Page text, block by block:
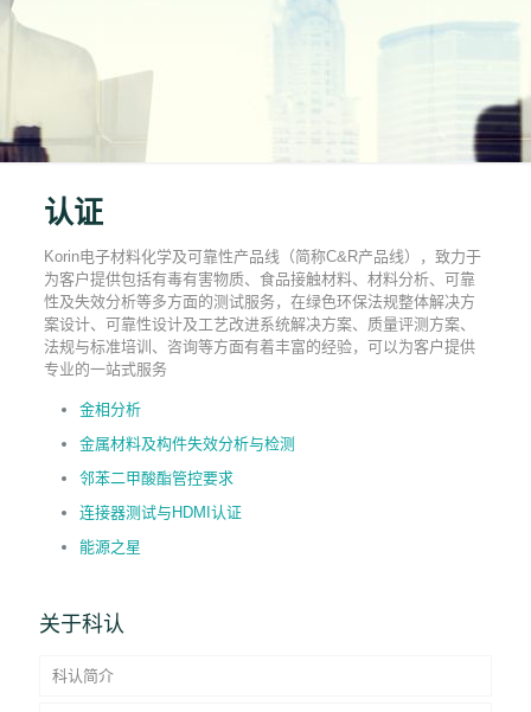
认证
Korin电子材料化学及可靠性产品线（简称C&R产品线），致力于
为客户提供包括有毒有害物质、食品接触材料、材料分析、可靠
性及失效分析等多方面的测试服务，在绿色环保法规整体解决方
案设计、可靠性设计及工艺改进系统解决方案、质量评测方案、
法规与标准培训、咨询等方面有着丰富的经验，可以为客户提供
专业的一站式服务
金相分析
金属材料及构件失效分析与检测
邻苯二甲酸酯管控要求
连接器测试与HDMI认证
能源之星
关于科认
科认简介